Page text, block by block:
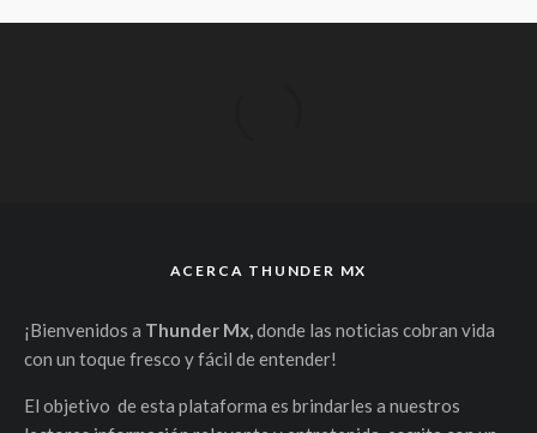
ACERCA THUNDER MX
¡Bienvenidos a Thunder Mx,donde las noticias cobran vida
con un toque fresco y fácil de entender!
El objetivo de esta plataforma es brindarles a nuestros